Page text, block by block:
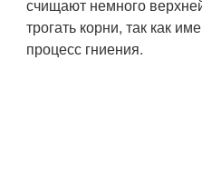
счищают немного
трогать корни, так как
процесс гниения.